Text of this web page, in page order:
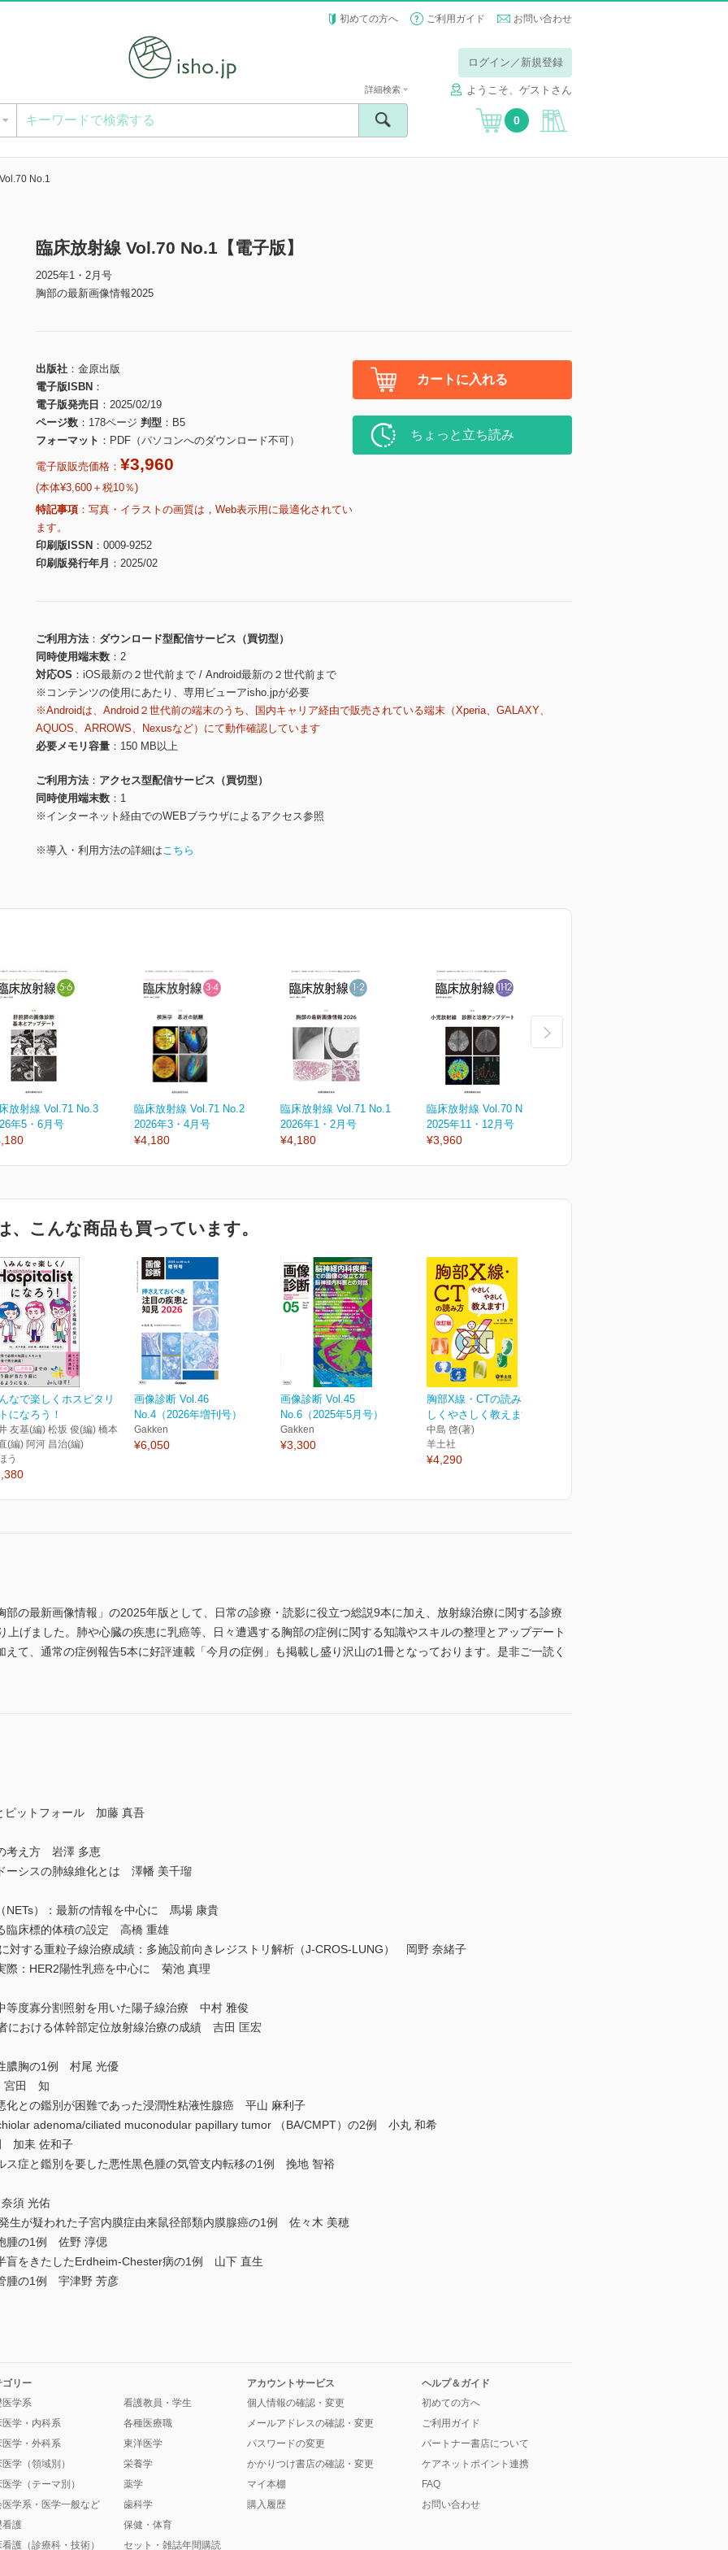
初めての方へ ご利用ガイド お問い合わせ
ログイン／新規登録
ようこそ、ゲストさん
詳細検索
0
No.1
臨床放射線 Vol.70 No.1【電子版】
2025年1・2月号
胸部の最新画像情報2025
出版社
金原出版
電子版ISBN
電子版発売日
2025/02/19
ページ数
178ページ 判型
B5
フォーマット
PDF（パソコンへのダウンロード不可）
電子版販売価格： ¥3,960
(本体¥3,600＋税10％)
特記事項
写真・イラストの画質は，Web表示用に最適化されてい
ます。
印刷版ISSN
0009-9252
印刷版発行年月
2025/02
カートに入れる
ちょっと立ち読み
ご利用方法
ダウンロード型配信サービス（買切型）
同時使用端末数
2
対応OS
iOS最新の２世代前まで / Android最新の２世代前まで
※コンテンツの使用にあたり、専用ビューアisho.jpが必要
※Androidは、Android２世代前の端末のうち、国内キャリア経由で販売されている端末（Xperia、GALAXY、
AQUOS、ARROWS、Nexusなど）にて動作確認しています
必要メモリ容量
150 MB以上
ご利用方法
アクセス型配信サービス（買切型）
同時使用端末数
1
※インターネット経由でのWEBブラウザによるアクセス参照
※導入・利用方法の詳細はこちら
放射線 Vol.71 No.3
年5・6月号
臨床放射線 Vol.71 No.2
2026年3・4月号
¥4,180
臨床放射線 Vol.71 No.1
2026年1・2月号
¥4,180
臨床放射線 Vol.70 No.6
2025年11・12月号
¥3,960
、こんな商品も買っています。
なで楽しくホスピタリ
になろう！
友基(編) 松坂 俊(編) 橋本
(編) 阿河 昌治(編)
う
画像診断 Vol.46
No.4（2026年増刊号）
Gakken
¥6,050
画像診断 Vol.45
No.6（2025年5月号）
Gakken
¥3,300
胸部X線・CTの読み方やさ
しくやさしく教えます！...
中島 啓(著)
羊土社
¥4,290
部の最新画像情報」の2025年版として、日常の診療・読影に役立つ総説9本に加え、放射線治療に関する診療
上げました。肺や心臓の疾患に乳癌等、日々遭遇する胸部の症例に関する知識やスキルの整理とアップデート
て、通常の症例報告5本に好評連載「今月の症例」も掲載し盛り沢山の1冊となっております。是非ご一読く
ピットフォール 加藤 真吾
考え方 岩澤 多恵
ーシスの肺線維化とは 澤幡 美千瑠
NETs）：最新の情報を中心に 馬場 康貴
臨床標的体積の設定 高橋 重雄
対する重粒子線治療成績：多施設前向きレジストリ解析（J-CROS-LUNG） 岡野 奈緒子
際：HER2陽性乳癌を中心に 菊池 真理
等度寡分割照射を用いた陽子線治療 中村 雅俊
における体幹部定位放射線治療の成績 吉田 匡宏
膿胸の1例 村尾 光優
宮田 知
化との鑑別が困難であった浸潤性粘液性腺癌 平山 麻利子
adenoma/ciliated muconodular papillary tumor （BA/CMPT）の2例 小丸 和希
加耒 佐和子
ス症と鑑別を要した悪性黒色腫の気管支内転移の1例 挽地 智裕
須 光佑
生が疑われた子宮内膜症由来鼠径部類内膜腺癌の1例 佐々木 美穂
腫の1例 佐野 淳偲
盲をきたしたErdheim-Chester病の1例 山下 直生
腫の1例 宇津野 芳彦
ゴリー
医学系
医学・内科系
医学・外科系
学（領域別）
学（テーマ別）
医学系・医学一般など
看護
護（診療科・技術）
看護教員・学生
各種医療職
東洋医学
栄養学
薬学
歯科学
保健・体育
セット・雑誌年間購読
アカウントサービス
個人情報の確認・変更
メールアドレスの確認・変更
パスワードの変更
かかりつけ書店の確認・変更
マイ本棚
購入履歴
ヘルプ＆ガイド
初めての方へ
ご利用ガイド
パートナー書店について
ケアネットポイント連携
FAQ
お問い合わせ